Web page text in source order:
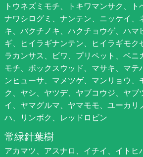
トウネズミモチ、トキワマンサク、ト
ナワシログミ、ナンテン、ニッケイ、
キ、バクチノキ、ハクチョウゲ、ハマ
ギ、ヒイラギナンテン、ヒイラギモク
ラカンサス、ビワ、プリペット、ベニ
モチ、ボックスウッド、マサキ、マテ
ンヒューサ、マメツゲ、マンリョウ、
ク、ヤシ、ヤツデ、ヤブコウジ、ヤブ
イ、ヤマグルマ、ヤマモモ、ユーカリ
ハ、リンボク、レッドロビン
常緑針葉樹
アカマツ、アスナロ、イチイ、イトヒ